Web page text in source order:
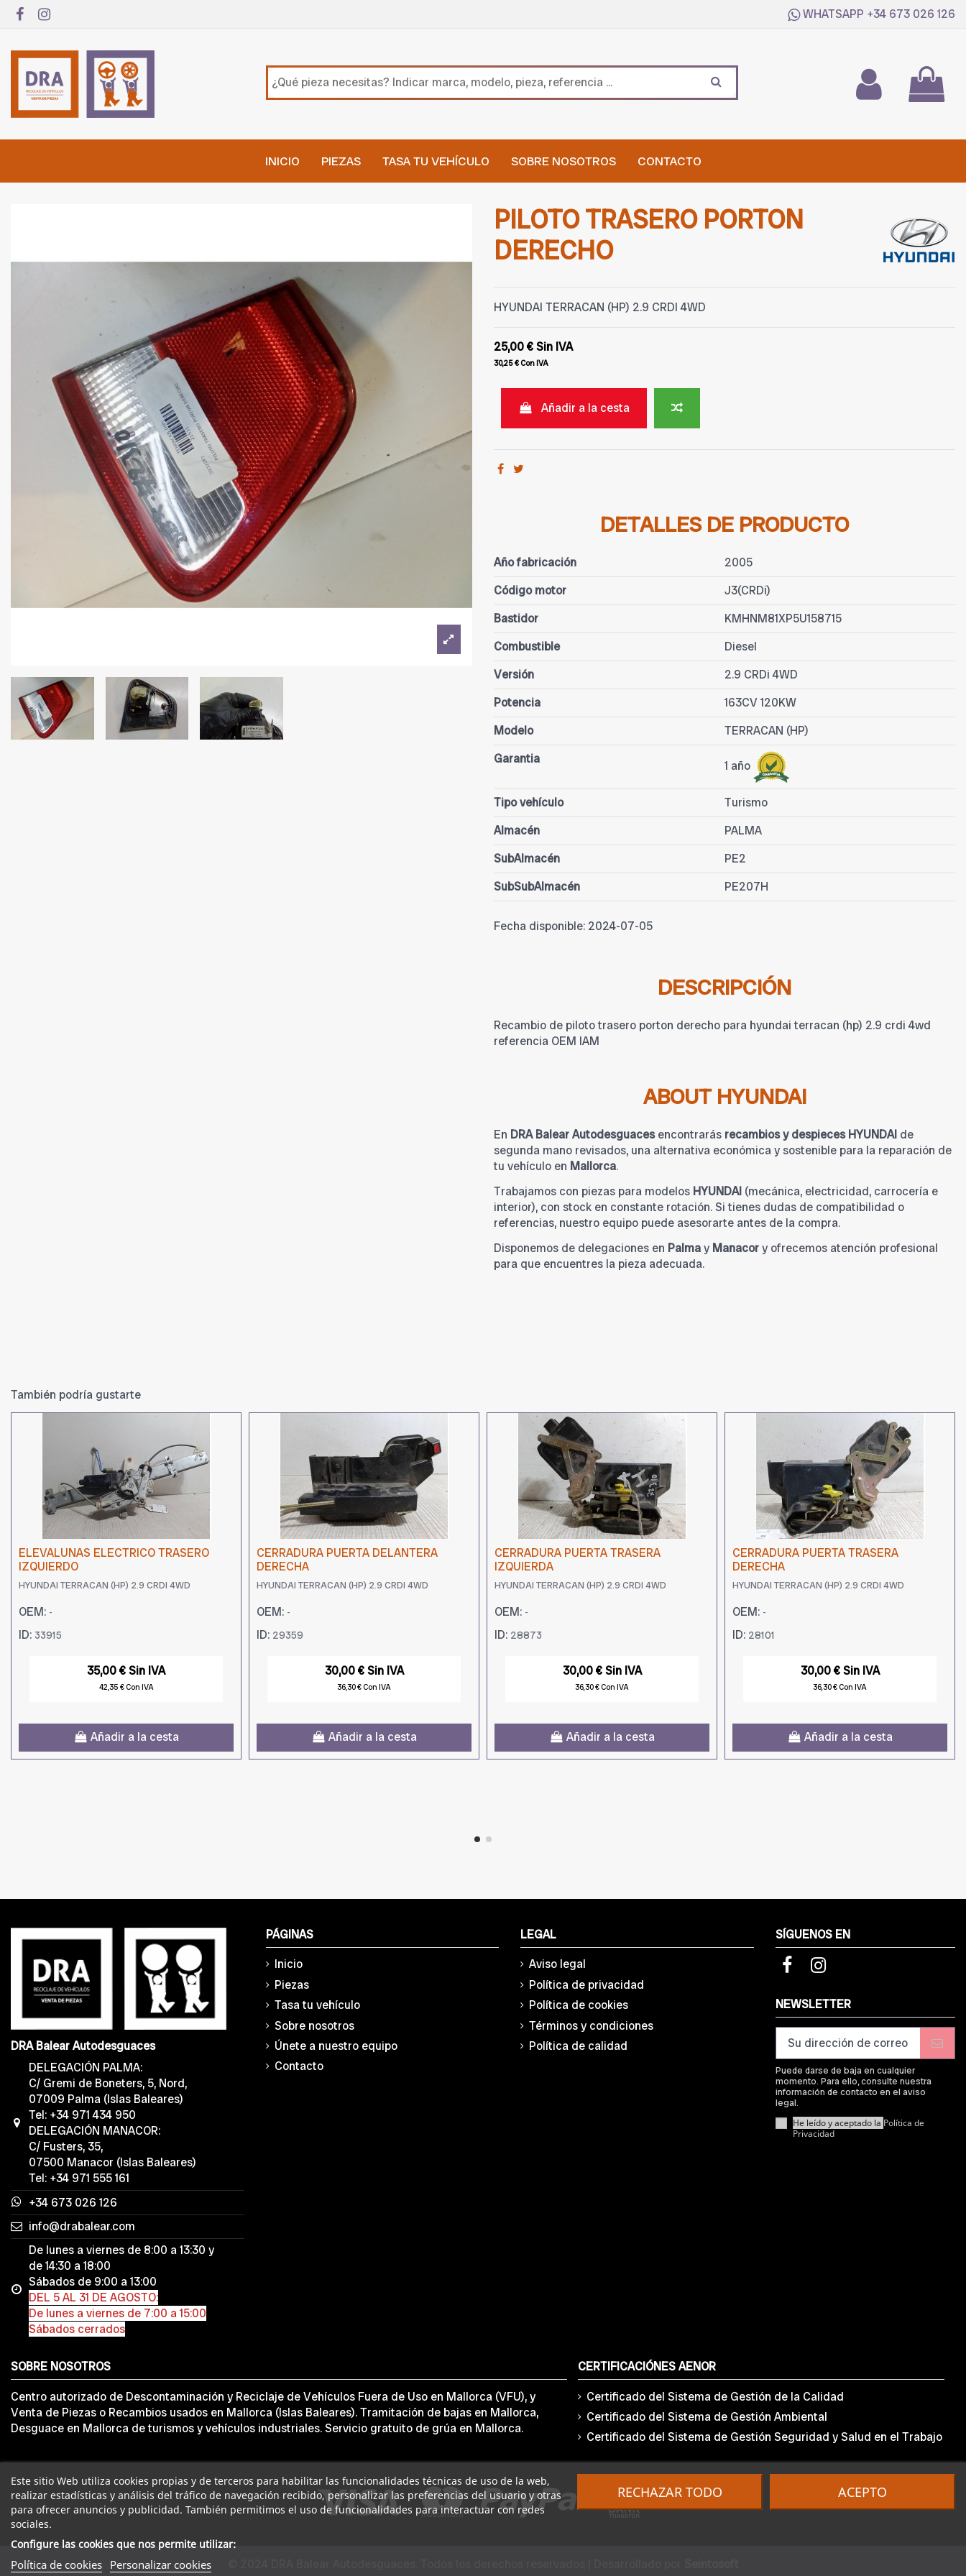
WHATSAPP +34 673 026 126
INICIO PIEZAS TASA TU VEHÍCULO SOBRE NOSOTROS CONTACTO
PILOTO TRASERO PORTON
DERECHO
HYUNDAI TERRACAN (HP) 2.9 CRDI 4WD
25,00 €Sin IVA
30,25 €Con IVA
Añadir a la cesta
DETALLES DE PRODUCTO
Año fabricación
2005
Código motor
J3(CRDi)
Bastidor
KMHNM81XP5U158715
Combustible
Diesel
Versión
2.9 CRDi 4WD
Potencia
163CV 120KW
Modelo
TERRACAN (HP)
Garantia
1 año
Tipo vehículo
Turismo
Almacén
PALMA
SubAlmacén
PE2
SubSubAlmacén
PE207H
Fecha disponible: 2024-07-05
DESCRIPCIÓN
Recambio de piloto trasero porton derecho para hyundai terracan (hp) 2.9 crdi 4wd
referencia OEM IAM
ABOUT HYUNDAI
En DRA Balear Autodesguacesencontrarás recambios y despieces HYUNDAI de
segunda mano revisados, una alternativa económica y sostenible para la reparación de
tu vehículo en Mallorca.
Trabajamos con piezas para modelos HYUNDAI (mecánica, electricidad, carrocería e
interior), con stock en constante rotación. Si tienes dudas de compatibilidad o
referencias, nuestro equipo puede asesorarte antes de la compra.
Disponemos de delegaciones en Palmay Manacory ofrecemos atención profesional
para que encuentres la pieza adecuada.
También podría gustarte
ELEVALUNAS ELECTRICO TRASERO
IZQUIERDO
HYUNDAI TERRACAN (HP) 2.9 CRDI 4WD
OEM: -
ID: 33915
35,00 € Sin IVA
42,35 € Con IVA
Añadir a la cesta
CERRADURA PUERTA DELANTERA
DERECHA
HYUNDAI TERRACAN (HP) 2.9 CRDI 4WD
OEM: -
ID: 29359
30,00 € Sin IVA
36,30 € Con IVA
Añadir a la cesta
CERRADURA PUERTA TRASERA
IZQUIERDA
HYUNDAI TERRACAN (HP) 2.9 CRDI 4WD
OEM: -
ID: 28873
30,00 € Sin IVA
36,30 € Con IVA
Añadir a la cesta
CERRADURA PUERTA TRASERA
DERECHA
HYUNDAI TERRACAN (HP) 2.9 CRDI 4WD
OEM: -
ID: 28101
30,00 € Sin IVA
36,30 € Con IVA
Añadir a la cesta
DRA Balear Autodesguaces
DELEGACIÓN PALMA:
C/ Gremi de Boneters, 5, Nord,
07009 Palma (Islas Baleares)
Tel: +34 971 434 950
DELEGACIÓN MANACOR:
C/ Fusters, 35,
07500 Manacor (Islas Baleares)
Tel: +34 971 555 161
+34 673 026 126
info@drabalear.com
De lunes a viernes de 8:00 a 13:30 y
de 14:30 a 18:00
Sábados de 9:00 a 13:00
DEL 5 AL 31 DE AGOSTO:
De lunes a viernes de 7:00 a 15:00
Sábados cerrados
PÁGINAS
Inicio
Piezas
Tasa tu vehículo
Sobre nosotros
Únete a nuestro equipo
Contacto
LEGAL
Aviso legal
Política de privacidad
Política de cookies
Términos y condiciones
Política de calidad
Este sitio Web utiliza cookies propias y de terceros para habilitar las funcionalidades técnicas de uso de la web,
realizar estadísticas y análisis del tráfico de navegación recibido, personalizar las preferencias del usuario y otras
para ofrecer anuncios y publicidad. También permitimos el uso de funcionalidades para interactuar con redes
sociales.
Configure las cookies que nos permite utilizar:
Política de cookies Personalizar cookies
RECHAZAR TODO ACEPTO
SÍGUENOS EN
NEWSLETTER
Puede darse de baja en cualquier
momento. Para ello, consulte nuestra
información de contacto en el aviso
legal.
He leído y aceptado la Política de
Privacidad
SOBRE NOSOTROS
Centro autorizado de Descontaminación y Reciclaje de Vehículos Fuera de Uso en Mallorca (VFU), y
Venta de Piezas o Recambios usados en Mallorca (Islas Baleares). Tramitación de bajas en Mallorca,
Desguace en Mallorca de turismos y vehículos industriales. Servicio gratuito de grúa en Mallorca.
CERTIFICACIÓNES AENOR
Certificado del Sistema de Gestión de la Calidad
Certificado del Sistema de Gestión Ambiental
Certificado del Sistema de Gestión Seguridad y Salud en el Trabajo